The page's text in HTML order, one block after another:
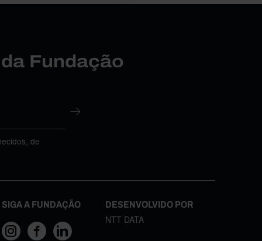
Fundação
de
SIGA A FUNDAÇÃO DESENVOLVIDO POR
NTT DATA